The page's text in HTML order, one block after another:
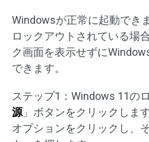
Windowsが正常に起動でき
ロックアウトされている場
ク画面を表示せずに
できます。
ステップ1：Windows 11の
源 」ボタンをクリックしま
オプションをクリックし、